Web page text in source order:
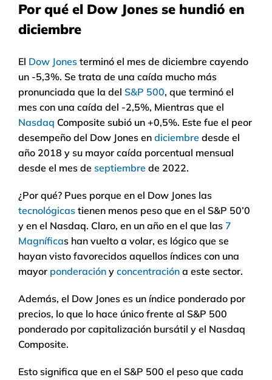
Por qué el Dow Jones se hundió en
diciembre
El Dow Jones terminó el mes de diciembre cayendo
un -5,3%. Se trata de una caída mucho más
pronunciada que la del S&P 500, que terminó el
mes con una caída del -2,5%, Mientras que el
Nasdaq Composite subió un +0,5%. Este fue el peor
desempeño del Dow Jones en diciembre desde el
año 2018 y su mayor caída porcentual mensual
desde el mes de septiembre de 2022.
¿Por qué? Pues porque en el Dow Jones las
tecnológicas tienen menos peso que en el S&P 50’0
y en el Nasdaq. Claro, en un año en el que las 7
Magníficas han vuelto a volar, es lógico que se
hayan visto favorecidos aquellos índices con una
mayor ponderación y concentración a este sector.
Además, el Dow Jones es un índice ponderado por
precios, lo que lo hace único frente al S&P 500
ponderado por capitalización bursátil y el Nasdaq
Composite.
Esto significa que en el S&P 500 el peso que cada